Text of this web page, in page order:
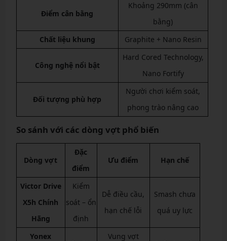
Điểm cân bằng
Khoảng 290mm (cân
bằng)
Chất liệu khung
Graphite + Nano Resin
Công nghệ nổi bật
Hard Cored Technology,
Nano Fortify
Đối tượng phù hợp
Người chơi kiểm soát,
phong trào nâng cao
So sánh với các dòng vợt phổ biến
Dòng vợt
Đặc
điểm
Ưu điểm Hạn chế
Victor Drive
X5h Chính
Hãng
Kiểm
soát – ổn
định
Dễ điều cầu,
hạn chế lỗi
Smash chưa
quá uy lực
Yonex
Vung vợt